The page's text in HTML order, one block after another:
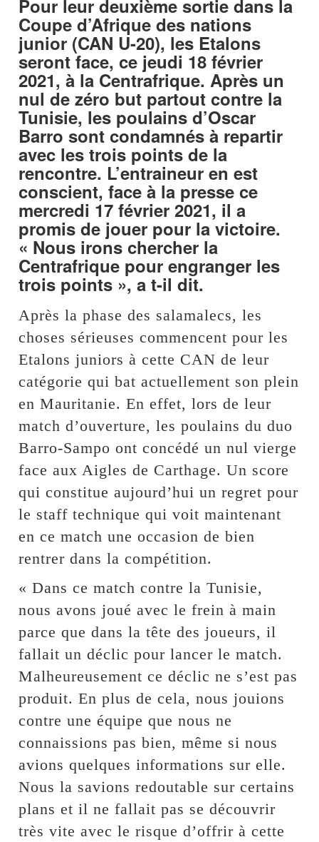
Pour leur deuxième sortie dans la
Coupe d’Afrique des nations
junior (CAN U-20), les Etalons
seront face, ce jeudi 18 février
2021, à la Centrafrique. Après un
nul de zéro but partout contre la
Tunisie, les poulains d’Oscar
Barro sont condamnés à repartir
avec les trois points de la
rencontre. L’entraineur en est
conscient, face à la presse ce
mercredi 17 février 2021, il a
promis de jouer pour la victoire.
« Nous irons chercher la
Centrafrique pour engranger les
trois points », a t-il dit.
Après la phase des salamalecs, les
choses sérieuses commencent pour les
Etalons juniors à cette CAN de leur
catégorie qui bat actuellement son plein
en Mauritanie. En effet, lors de leur
match d’ouverture, les poulains du duo
Barro-Sampo ont concédé un nul vierge
face aux Aigles de Carthage. Un score
qui constitue aujourd’hui un regret pour
le staff technique qui voit maintenant
en ce match une occasion de bien
rentrer dans la compétition.
« Dans ce match contre la Tunisie,
nous avons joué avec le frein à main
parce que dans la tête des joueurs, il
fallait un déclic pour lancer le match.
Malheureusement ce déclic ne s’est pas
produit. En plus de cela, nous jouions
contre une équipe que nous ne
connaissions pas bien, même si nous
avions quelques informations sur elle.
Nous la savions redoutable sur certains
plans et il ne fallait pas se découvrir
très vite avec le risque d’offrir à cette